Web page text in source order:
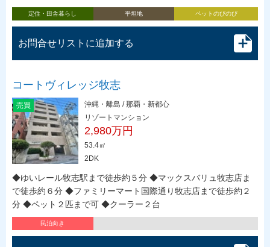
定住・田舎暮らし 平坦地 ペットのびのび
お問合せリストに追加する
コートヴィレッジ牧志
売買
沖縄・離島 / 那覇・新都心
リゾートマンション
2,980万円
53.4㎡
2DK
◆ゆいレール牧志駅まで徒歩約５分 ◆マックスバリュ牧志店ま
で徒歩約６分 ◆ファミリーマート国際通り牧志店まで徒歩約２
分 ◆ペット２匹まで可 ◆クーラー２台
民泊向き